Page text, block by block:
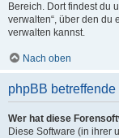
Bereich. Dort findest du
verwalten“, über den du
verwalten kannst.
Nach oben
phpBB betreffende
Wer hat diese
Diese Software (in ihrer